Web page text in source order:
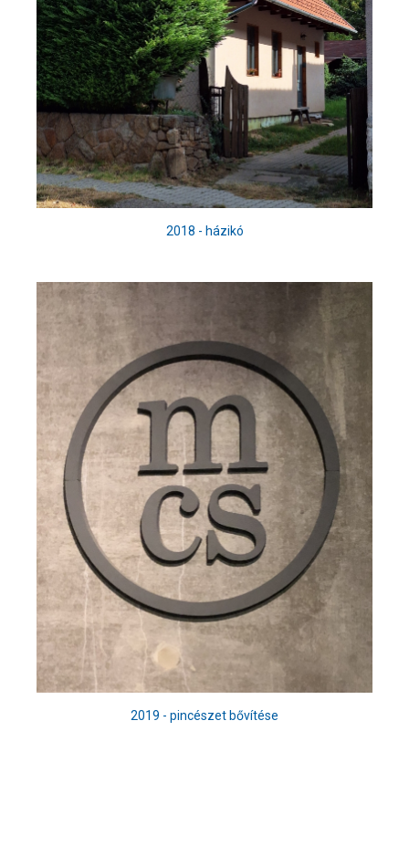
2018 - házikó
2019 - pincészet bővítése